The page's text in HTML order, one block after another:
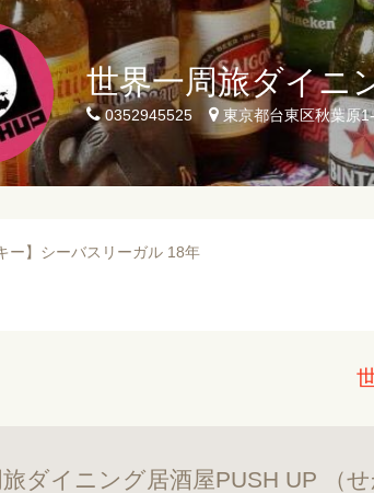
世界一周旅ダイニ
0352945525 東京都台東区秋葉原
ー】シーバスリーガル 18年
ダイニング居酒屋PUSH UP （